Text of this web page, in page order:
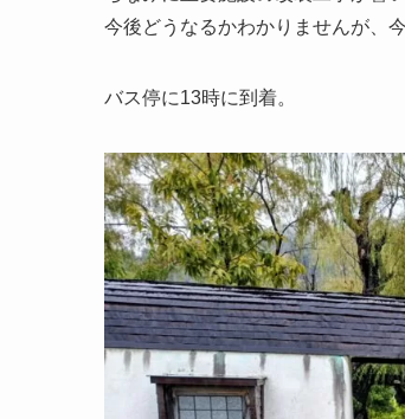
今後どうなるかわかりませんが、
バス停に13時に到着。